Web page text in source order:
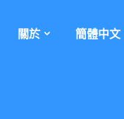
關於 簡體中文